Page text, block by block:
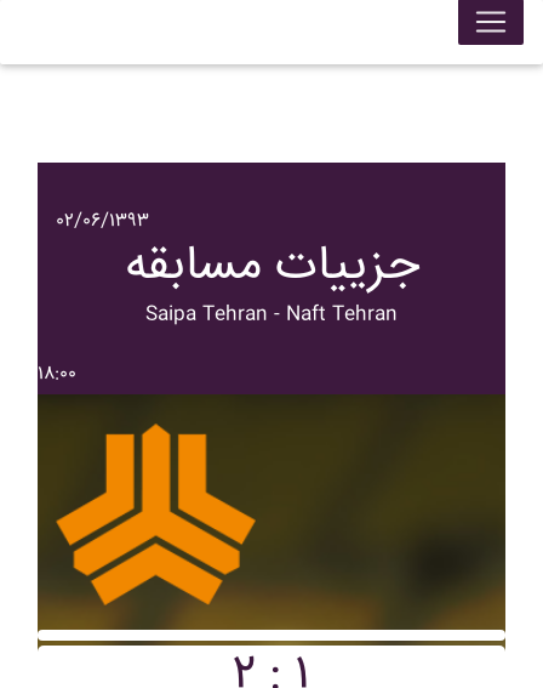
۰۲/۰۶/۱۳۹۳
جزییات مسابقه
Saipa Tehran - Naft Tehran
۱۸:۰۰